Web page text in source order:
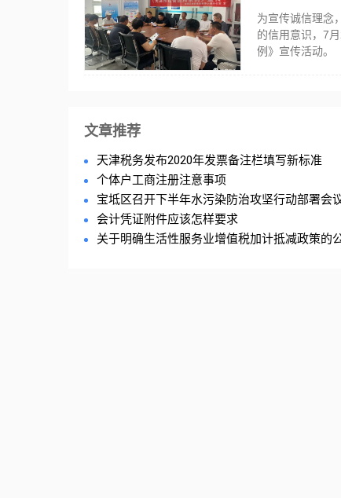
为宣传诚信理念
的信用意识，7
例》宣传活动。
文章推荐
天津税务发布2020年发票备注栏填写新标准
个体户工商注册注意事项
宝坻区召开下半年水污染防治攻坚行动部署会
会计凭证附件应该怎样要求
关于明确生活性服务业增值税加计抵减政策的